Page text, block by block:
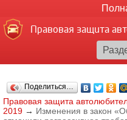
Правовая защита
Поделиться…
Правовая защита
2019 → Изменения в закон